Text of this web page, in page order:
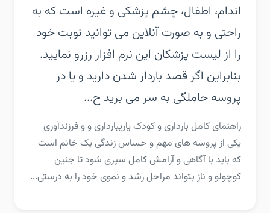
اندام، اطفال، چشم پزشکی و غیره است که به
راحتی و به صورت آنلاین می توانید نوبت خود
را از لیست پزشکان این نرم افزار رزرو نمایید.
بنابراین اگر قصد باردار شدن دارید و یا در
پروسه حاملگی به سر می برید ح...
راهنمای کامل بارداری و کودک یاریبارداری و و فرزندآوری
یکی از پروسه های مهم و حساس زندگی یک خانم است
که باید با آگاهی و آرامش کامل سپری شود تا جنین
کوچولو و ناز بتواند مراحل رشد و نموی خود را به درستی...